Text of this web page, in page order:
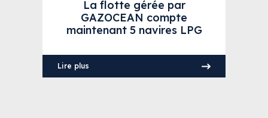
La flotte gérée par
GAZOCEAN compte
maintenant 5 navires LPG
Lire plus